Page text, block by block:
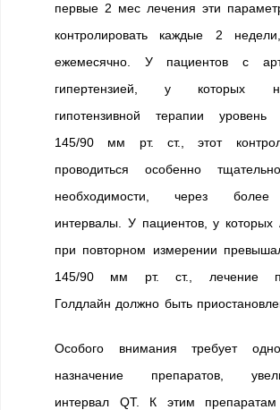
первые 2 мес лечения эти
контролировать каждые 2
ежемесячно. У пациентов с
гипертензией, у которых
гипотензивной терапии
145/90 мм рт. ст., этот
проводиться особенно
необходимости, через более
интервалы. У пациентов, у
при повторном измерении
145/90 мм рт. ст., лечение
Голдлайн должно быть
Особого внимания требует
назначение препаратов,
интервал QT. К этим препаратам